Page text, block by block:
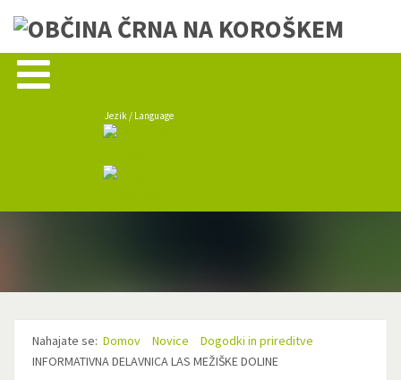
Jezik / Language
Nahajate se: Domov Novice
Dogodki in prireditve
INFORMATIVNA DELAVNICA LAS MEŽIŠKE DOLINE